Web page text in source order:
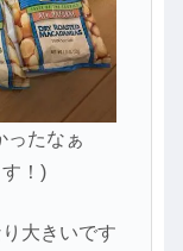
ったなぁ
！)
大きいです